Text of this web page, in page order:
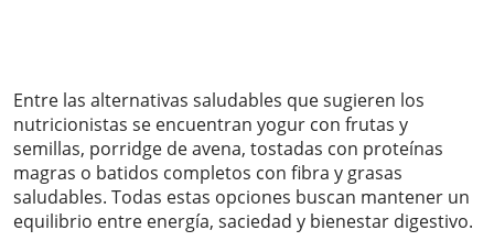
Entre las alternativas saludables que sugieren los
nutricionistas se encuentran yogur con frutas y
semillas, porridge de avena, tostadas con proteínas
magras o batidos completos con fibra y grasas
saludables. Todas estas opciones buscan mantener un
equilibrio entre energía, saciedad y bienestar digestivo.